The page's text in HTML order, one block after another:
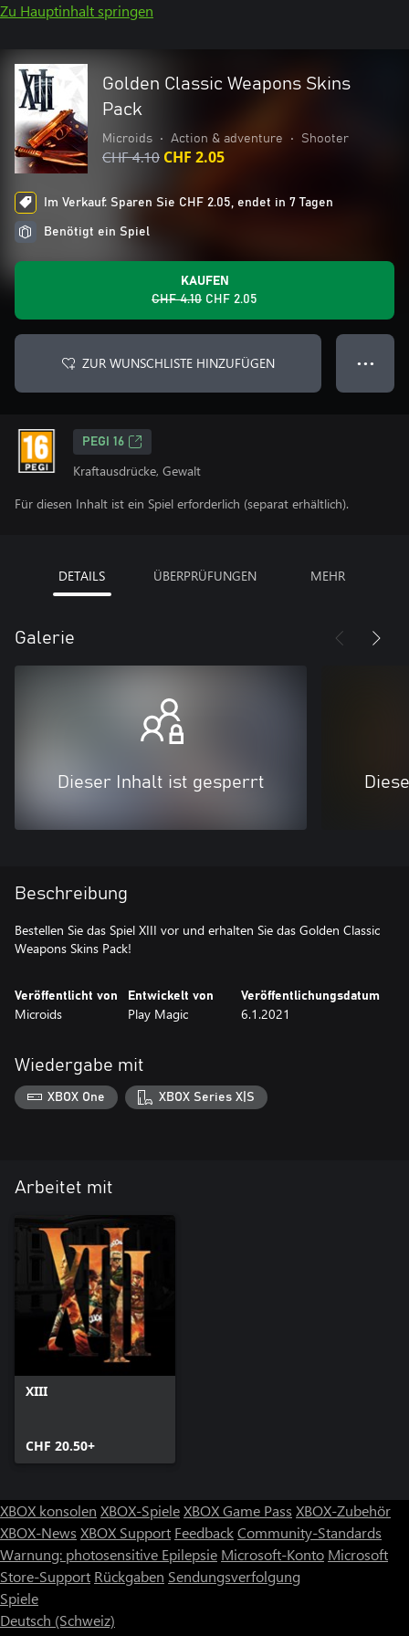
Zu Hauptinhalt springen
Golden Classic Weapons Skins
Pack
Microids • Action & adventure • Shooter
CHF 4.10 CHF 2.05
Im Verkauf: Sparen Sie CHF 2.05, endet in 7 Tagen
Benötigt ein Spiel
KAUFEN
CHF 4.10 CHF 2.05
ZUR WUNSCHLISTE HINZUFÜGEN ● ● ●
PEGI 16
Kraftausdrücke, Gewalt
Für diesen Inhalt ist ein Spiel erforderlich (separat erhältlich).
DETAILS ÜBERPRÜFUNGEN MEHR
Galerie
Dieser Inhalt ist gesperrt
Beschreibung
Bestellen Sie das Spiel XIII vor und erhalten Sie das Golden Classic
Veröffentlicht von
Microids
Entwickelt von
Play Magic
Veröffentlichungsdatum
6.1.2021
Wiedergabe mit
XBOX One XBOX Series X|S
Arbeitet mit
XIII
CHF 20.50+
XBOX konsolen XBOX-SpieleXBOX Game Pass XBOX-Zubehör
XBOX-News XBOX Support FeedbackCommunity-Standards
Warnung: photosensitive Epilepsie Microsoft-Konto Microsoft
Store-Support Rückgaben Sendungsverfolgung
Spiele
Deutsch (Schweiz)